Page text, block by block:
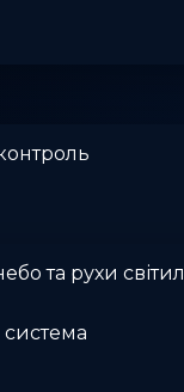
та рухи світил